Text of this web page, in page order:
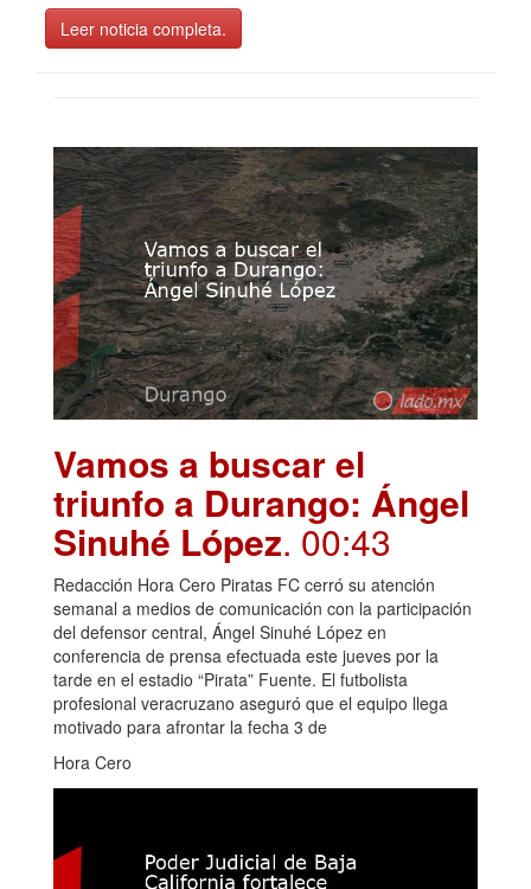
Leer noticia completa.
Vamos a buscar el
triunfo a Durango: Ángel
Sinuhé López. 00:43
Redacción Hora Cero Piratas FC cerró su atención
semanal a medios de comunicación con la participación
del defensor central, Ángel Sinuhé López en
conferencia de prensa efectuada este jueves por la
tarde en el estadio “Pirata” Fuente. El futbolista
profesional veracruzano aseguró que el equipo llega
motivado para afrontar la fecha 3 de
Hora Cero